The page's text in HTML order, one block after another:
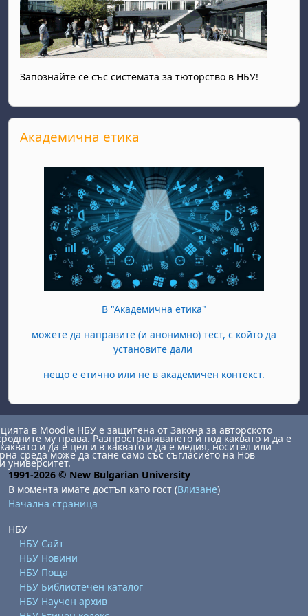
Запознайте се със системата за тюторство в НБУ!
Прескочи Академична етика
Академична етика
В "Академична етика"
можете да направите (и анонимно) тест, с който да
установите дали
нещо е етично или не в академичен контекст.
в Moodle НБУ е защитена от Закона за авторското
му права. Разпространяването й под каквато и да е
и да е цел и в каквато и да е медия, носител или
среда може да стане само със съгласието на Нов
университет.
1991-2026 © New Bulgarian University
В момента имате достъп като гост (Влизане)
Начална страница
НБУ
НБУ Сайт
НБУ Новини
НБУ Поща
НБУ Библиотечен каталог
НБУ Научен архив